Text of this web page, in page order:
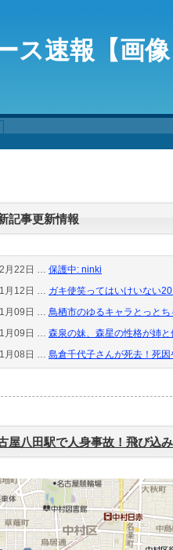
記事更新情報
月22日 … 保護中: ninki
月12日 … ガキ使笑ってはいけいない
月09日 … 鳥栖市のゆるキャラとっと
月09日 … 森泉の妹、森星の性格が姉
月08日 … 島倉千代子さんが死去！死
屋八田駅で人身事故！飛び込
ス速報【画像